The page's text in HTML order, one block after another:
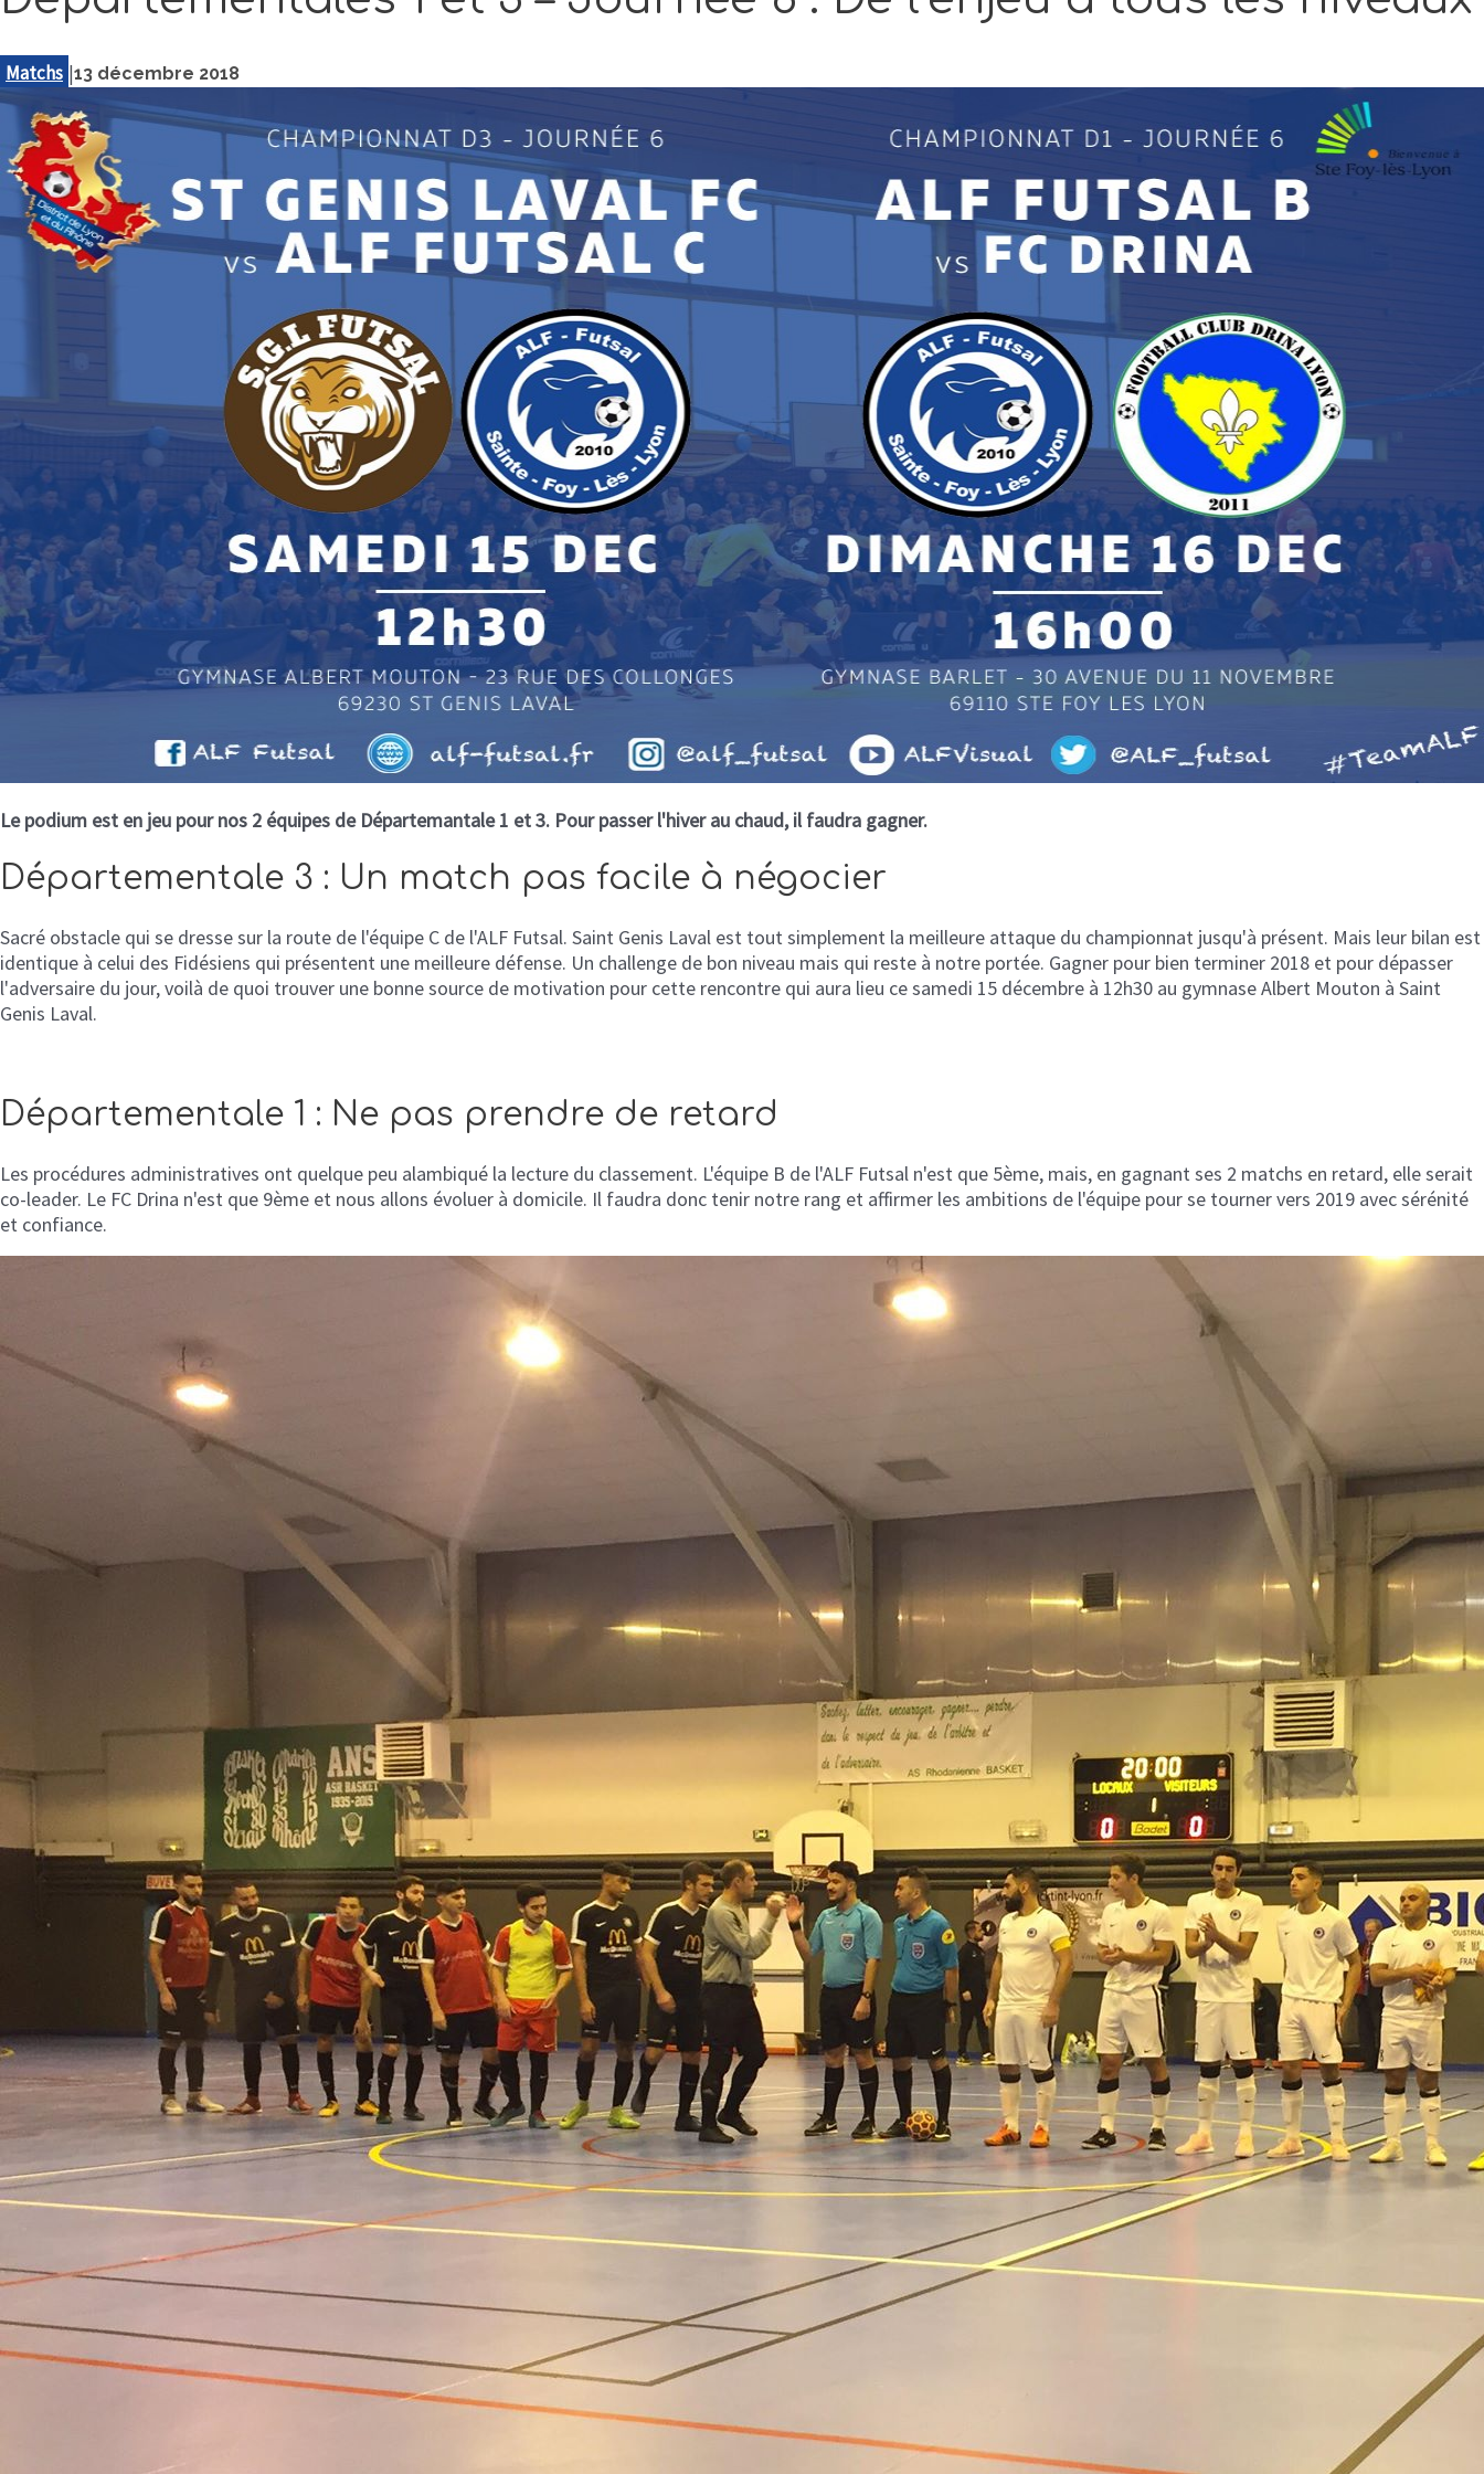
Matchs |13 décembre 2018
Le podium est en jeu pour nos 2 équipes de Départemantale 1 et 3. Pour passer l'hiver au chaud, il faudra gagner.
Départementale 3 : Un match pas facile à négocier
Sacré obstacle qui se dresse sur la route de l'équipe C de l'ALF Futsal. Saint Genis Laval est tout simplement la meilleure attaque du championnat jusqu'à présent. Mais leur bilan est
identique à celui des Fidésiens qui présentent une meilleure défense. Un challenge de bon niveau mais qui reste à notre portée. Gagner pour bien terminer 2018 et pour dépasser
l'adversaire du jour, voilà de quoi trouver une bonne source de motivation pour cette rencontre qui aura lieu ce samedi 15 décembre à 12h30 au gymnase Albert Mouton à Saint
Genis Laval.
Départementale 1 : Ne pas prendre de retard
Les procédures administratives ont quelque peu alambiqué la lecture du classement. L'équipe B de l'ALF Futsal n'est que 5ème, mais, en gagnant ses 2 matchs en retard, elle serait
co-leader. Le FC Drina n'est que 9ème et nous allons évoluer à domicile. Il faudra donc tenir notre rang et affirmer les ambitions de l'équipe pour se tourner vers 2019 avec sérénité
et confiance.